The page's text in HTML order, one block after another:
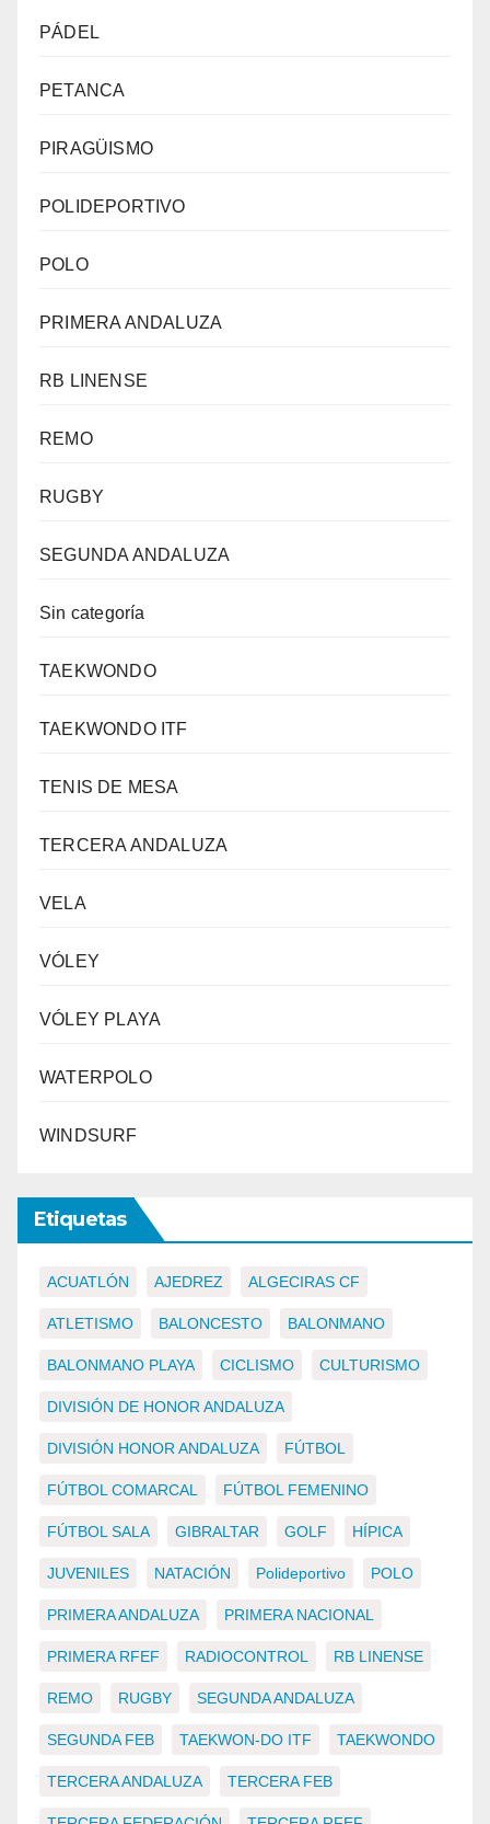
PÁDEL
PETANCA
PIRAGÜISMO
POLIDEPORTIVO
POLO
PRIMERA ANDALUZA
RB LINENSE
REMO
RUGBY
SEGUNDA ANDALUZA
Sin categoría
TAEKWONDO
TAEKWONDO ITF
TENIS DE MESA
TERCERA ANDALUZA
VELA
VÓLEY
VÓLEY PLAYA
WATERPOLO
WINDSURF
Etiquetas
ACUATLÓN AJEDREZ ALGECIRAS CF
ATLETISMO BALONCESTO BALONMANO
BALONMANO PLAYA CICLISMO CULTURISMO
DIVISIÓN DE HONOR ANDALUZA
DIVISIÓN HONOR ANDALUZA FÚTBOL
FÚTBOL COMARCAL FÚTBOL FEMENINO
FÚTBOL SALA GIBRALTAR GOLF HÍPICA
JUVENILES NATACIÓN Polideportivo POLO
PRIMERA ANDALUZA PRIMERA NACIONAL
PRIMERA RFEF RADIOCONTROL RB LINENSE
REMO RUGBY SEGUNDA ANDALUZA
SEGUNDA FEB TAEKWON-DO ITF TAEKWONDO
TERCERA ANDALUZA TERCERA FEB